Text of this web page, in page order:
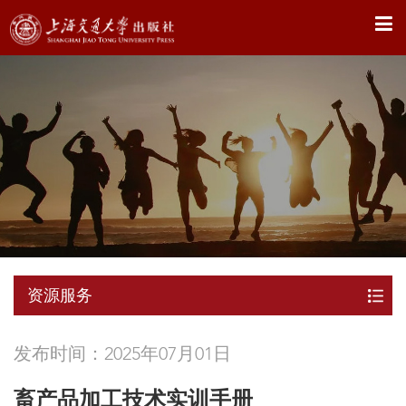
X
资源服务
发布时间：2025年07月01日
畜产品加工技术实训手册